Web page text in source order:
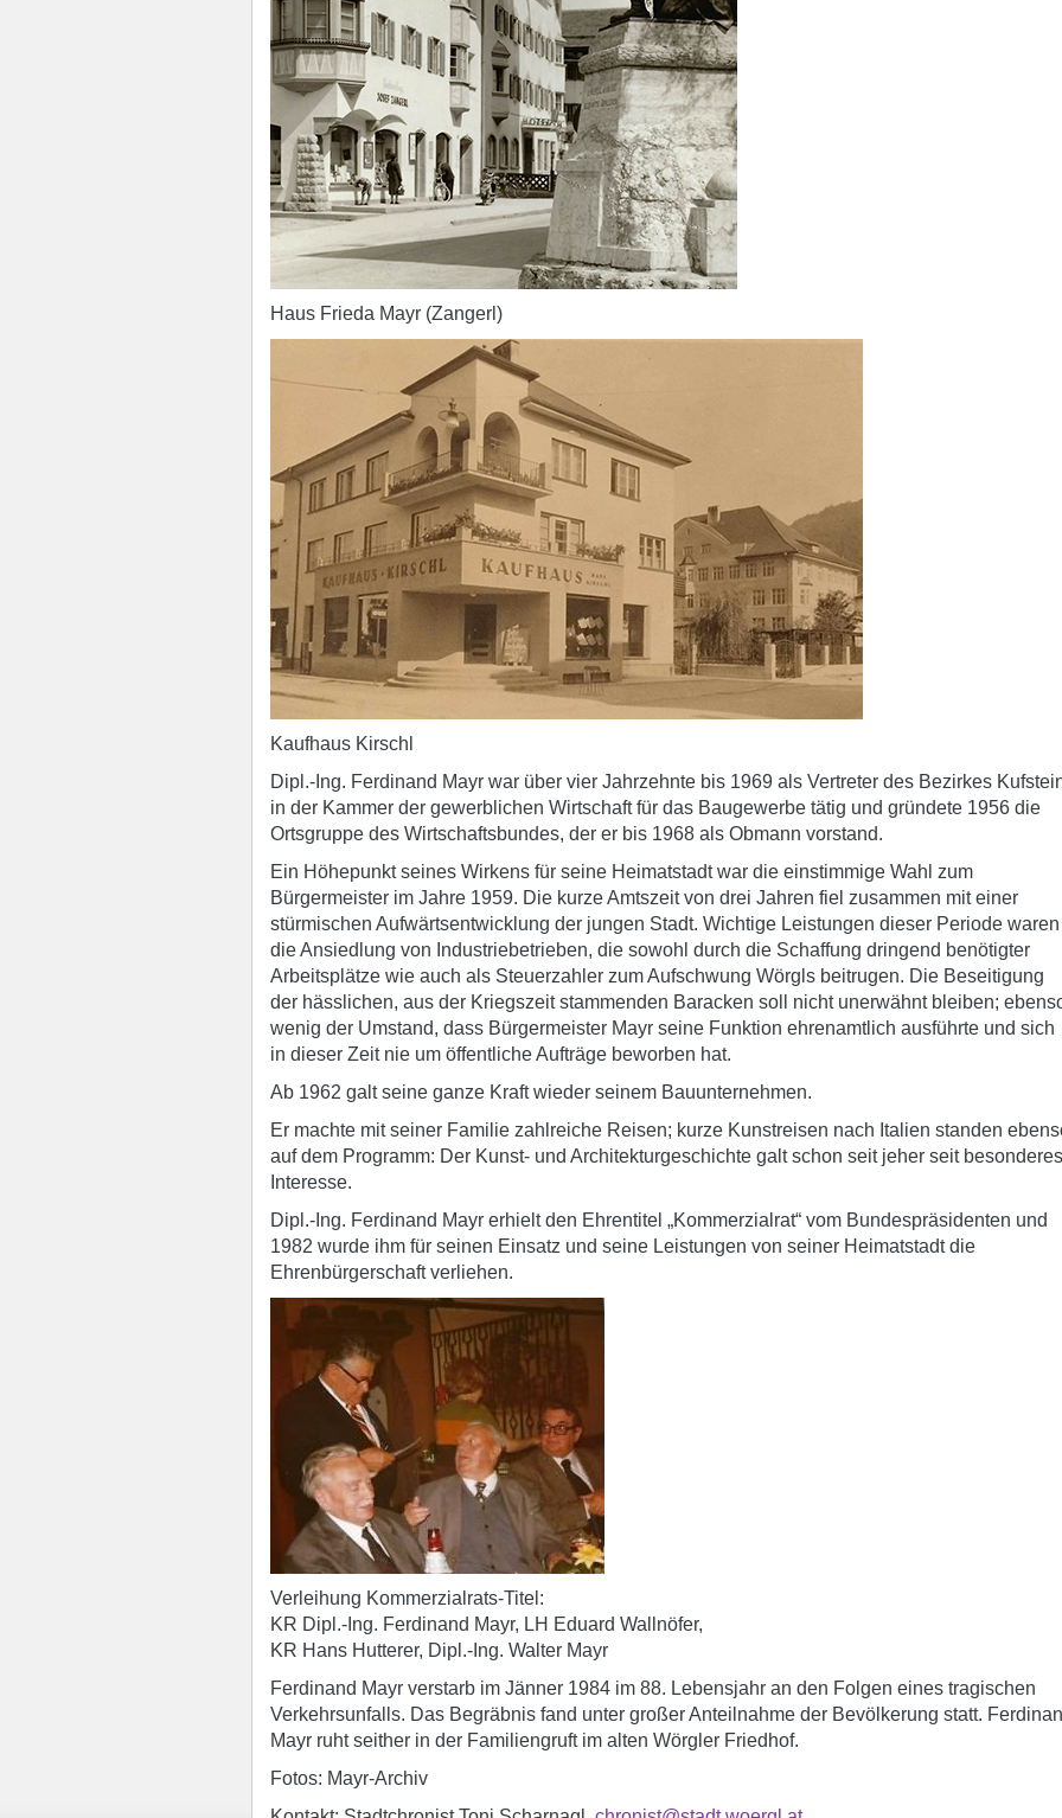
Haus Frieda Mayr (Zangerl)
Kaufhaus Kirschl
Dipl.-Ing. Ferdinand Mayr war über vier Jahrzehnte bis 1969 als Vertreter des Bezirkes
in der Kammer der gewerblichen Wirtschaft für das Baugewerbe tätig und gründete 1956 die
Ortsgruppe des Wirtschaftsbundes, der er bis 1968 als Obmann vorstand.
Ein Höhepunkt seines Wirkens für seine Heimatstadt war die einstimmige Wahl zum
Bürgermeister im Jahre 1959. Die kurze Amtszeit von drei Jahren fiel zusammen mit einer
stürmischen Aufwärtsentwicklung der jungen Stadt. Wichtige Leistungen dieser Periode waren
die Ansiedlung von Industriebetrieben, die sowohl durch die Schaffung dringend benötigter
Arbeitsplätze wie auch als Steuerzahler zum Aufschwung Wörgls beitrugen. Die Beseitigung
der hässlichen, aus der Kriegszeit stammenden Baracken soll nicht unerwähnt bleiben;
wenig der Umstand, dass Bürgermeister Mayr seine Funktion ehrenamtlich ausführte und sich
in dieser Zeit nie um öffentliche Aufträge beworben hat.
Ab 1962 galt seine ganze Kraft wieder seinem Bauunternehmen.
Er machte mit seiner Familie zahlreiche Reisen; kurze Kunstreisen nach Italien standen
auf dem Programm: Der Kunst- und Architekturgeschichte galt schon seit jeher seit besonderes
Interesse.
Dipl.-Ing. Ferdinand Mayr erhielt den Ehrentitel „Kommerzialrat“ vom Bundespräsidenten und
1982 wurde ihm für seinen Einsatz und seine Leistungen von seiner Heimatstadt die
Ehrenbürgerschaft verliehen.
Verleihung Kommerzialrats-Titel:
KR Dipl.-Ing. Ferdinand Mayr, LH Eduard Wallnöfer,
KR Hans Hutterer, Dipl.-Ing. Walter Mayr
Ferdinand Mayr verstarb im Jänner 1984 im 88. Lebensjahr an den Folgen eines tragischen
Verkehrsunfalls. Das Begräbnis fand unter großer Anteilnahme der Bevölkerung statt.
Mayr ruht seither in der Familiengruft im alten Wörgler Friedhof.
Fotos: Mayr-Archiv